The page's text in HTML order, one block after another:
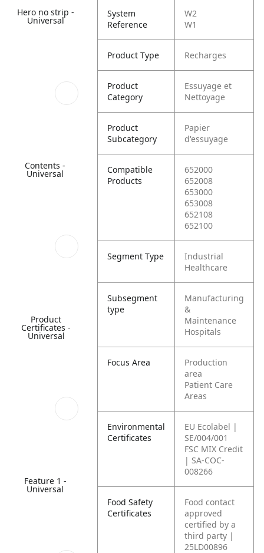
Hero no strip -
Universal
Contents -
Universal
Product
Certificates -
Universal
Feature 1 -
Universal
System
Reference
W2
W1
Product Type Recharges
Product
Category
Essuyage et
Nettoyage
Product
Subcategory
Papier
d'essuyage
Compatible
Products
652000
652008
653000
653008
652108
652100
Segment Type
Industrial
Healthcare
Subsegment
type
Manufacturing
&
Maintenance
Hospitals
Focus Area
Production
area
Patient Care
Areas
Environmental
Certificates
EU Ecolabel |
SE/004/001
FSC MIX Credit
| SA-COC-
008266
Food Safety
Certificates
Food contact
approved
certified by a
third party |
25LD00896